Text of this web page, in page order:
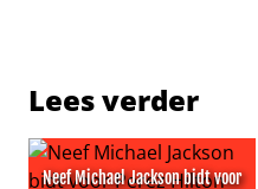
Lees verder
Neef Michael Jackson bidt voor